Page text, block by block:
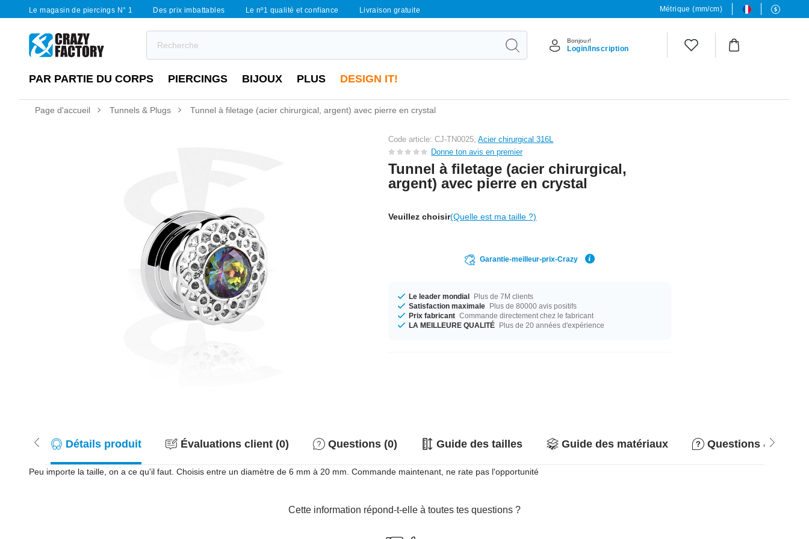
Le magasin de piercings N° 1 Des prix imbattables Le nº1 qualité et confiance Livraison gratuite Métrique (mm/cm)
Bonjour!
Login/Inscription
PAR PARTIE DU CORPS PIERCINGS BIJOUX PLUS DESIGN IT!
Page d'accueil Tunnels & Plugs Tunnel à filetage (acier chirurgical, argent) avec pierre en crystal
Code article: CJ-TN0025,Acier chirurgical 316L
Donne ton avis en premier
Tunnel à filetage (acier chirurgical,
argent) avec pierre en crystal
Veuillez choisir(Quelle est ma taille ?)
Garantie-meilleur-prix-Crazy
Le leader mondial Plus de 7M clients
Satisfaction maximale Plus de 80000 avis positifs
Prix fabricant Commande directement chez le fabricant
LA MEILLEURE QUALITÉ Plus de 20 années d'expérience
Détails produit Évaluations client (0) Questions (0) Guide des tailles Guide des matériaux Questions &
Peu importe la taille, on a ce qu'il faut. Choisis entre un diamètre de 6 mm à 20 mm. Commande maintenant, ne rate pas l'opportunité
Cette information répond-t-elle à toutes tes questions ?